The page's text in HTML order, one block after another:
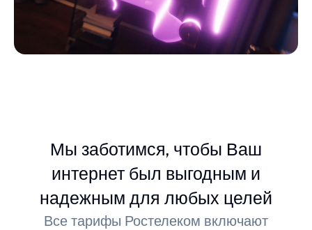
Мы заботимся, чтобы Ваш
интернет был выгодным и
надежным для любых целей
Все тарифы Ростелеком включают